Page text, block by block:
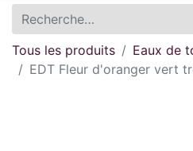
Tous les produits
Eaux de
EDT Fleur d'oranger vert